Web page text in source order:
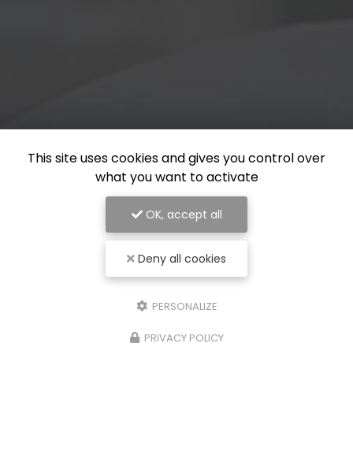
This site uses cookies and gives you control over
what you want to activate
OK, accept all
Deny all cookies
PERSONALIZE
PRIVACY POLICY